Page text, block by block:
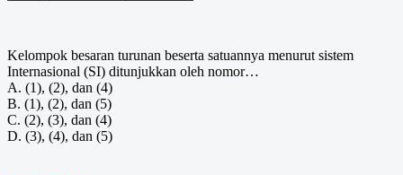
Kelompok besaran turunan beserta satuannya menurut sistem
Internasional (SI) ditunjukkan oleh nomor…
A. (1), (2), dan (4)
B. (1), (2), dan (5)
C. (2), (3), dan (4)
D. (3), (4), dan (5)